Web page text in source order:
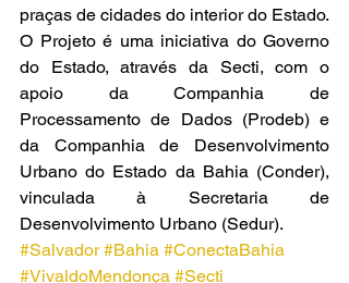
praças de cidades do interior do Estado.
O Projeto é uma iniciativa do Governo
do Estado, através da Secti, com o
apoio da Companhia de
Processamento de Dados (Prodeb) e
da Companhia de Desenvolvimento
Urbano do Estado da Bahia (Conder),
vinculada à Secretaria de
Desenvolvimento Urbano (Sedur).
#Salvador #Bahia #ConectaBahia
#VivaldoMendonça #Secti